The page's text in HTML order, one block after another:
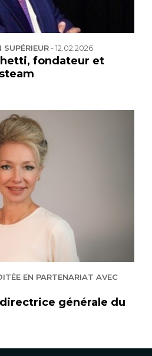
SUPÉRIEUR-12.02.2026
fondateur et
EN PARTENARIAT AVEC
générale du